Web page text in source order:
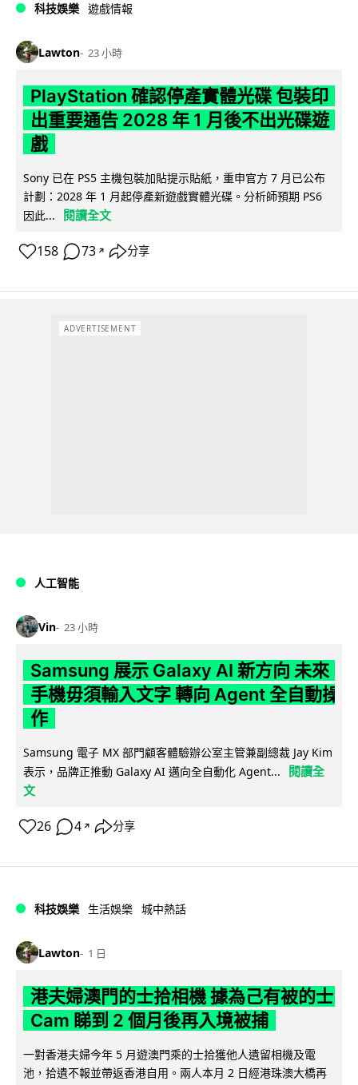
科技娛樂 遊戲情報
Lawton 23 小時
PlayStation 確認停產實體光碟 包裝印
出重要通告 2028 年 1 月後不出光碟遊
戲
Sony 已在 PS5 主機包裝加貼提示貼紙，重申官方 7 月已公布
計劃：2028 年 1 月起停產新遊戲實體光碟。分析師預期 PS6
因此...
閱讀全文
158 73 ↗ 分享
ADVERTISEMENT
人工智能
Vin 23 小時
Samsung 展示 Galaxy AI 新方向 未來
手機毋須輸入文字 轉向 Agent 全自動操
作
Samsung 電子 MX 部門顧客體驗辦公室主管兼副總裁 Jay Kim
表示，品牌正推動 Galaxy AI 邁向全自動化 Agent...
閱讀全
文
26 4 ↗ 分享
科技娛樂 生活娛樂 城中熱話
Lawton 1 日
港夫婦澳門的士拾相機 據為己有被的士
Cam 睇到 2 個月後再入境被捕
一對香港夫婦今年 5 月遊澳門乘的士拾獲他人遺留相機及電
池，拾遺不報並帶返香港自用。兩人本月 2 日經港珠澳大橋再